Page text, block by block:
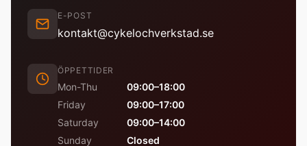
E-POST
kontakt@cykelochverkstad.se
ÖPPETTIDER
Mon-Thu
09:00–18:00
Friday
09:00–17:00
Saturday
09:00–14:00
Sunday
Closed